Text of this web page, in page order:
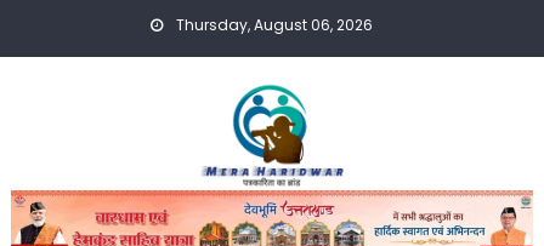
Thursday, August 06, 2026